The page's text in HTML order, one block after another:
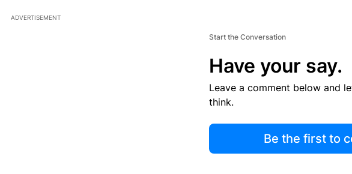
ADVERTISEMENT
Start the Conversation
Have your say.
Leave a comment below and
think.
Be the first to